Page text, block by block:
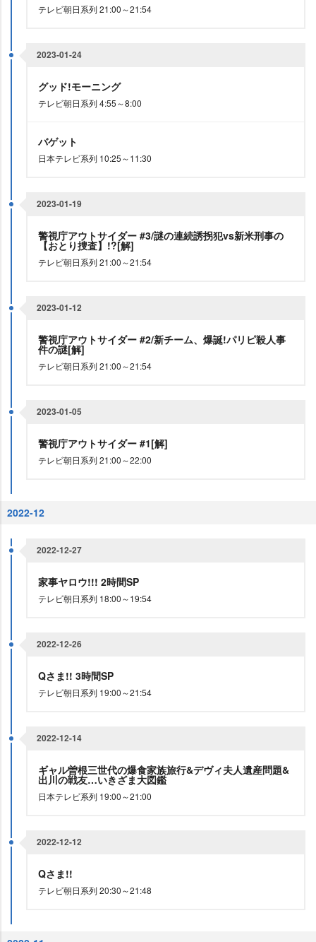
テレビ朝日系列 21:00～21:54
2023-01-24
グッド!モーニング
テレビ朝日系列 4:55～8:00
バゲット
日本テレビ系列 10:25～11:30
2023-01-19
警視庁アウトサイダー #3/謎の連続誘拐犯vs新米刑事の
【おとり捜査】!?[解]
テレビ朝日系列 21:00～21:54
2023-01-12
警視庁アウトサイダー #2/新チーム、爆誕!パリピ殺人事
件の謎[解]
テレビ朝日系列 21:00～21:54
2023-01-05
警視庁アウトサイダー #1[解]
テレビ朝日系列 21:00～22:00
2022-12
2022-12-27
家事ヤロウ!!! 2時間SP
テレビ朝日系列 18:00～19:54
2022-12-26
Qさま!! 3時間SP
テレビ朝日系列 19:00～21:54
2022-12-14
ギャル曽根三世代の爆食家族旅行&デヴィ夫人遺産問題&
出川の戦友…いきざま大図鑑
日本テレビ系列 19:00～21:00
2022-12-12
Qさま!!
テレビ朝日系列 20:30～21:48